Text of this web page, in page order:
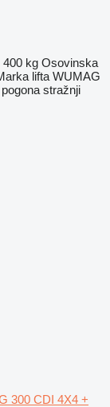
400 kg Osovinska
lifta WUMAG
stražnji
300 CDI 4X4 +